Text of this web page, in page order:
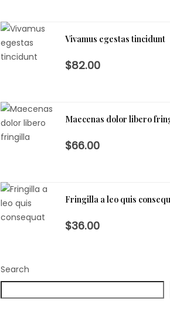
Vivamus egestas tincidunt
$82.00
Maecenas dolor libero
$66.00
Fringilla a leo quis
$36.00
Search